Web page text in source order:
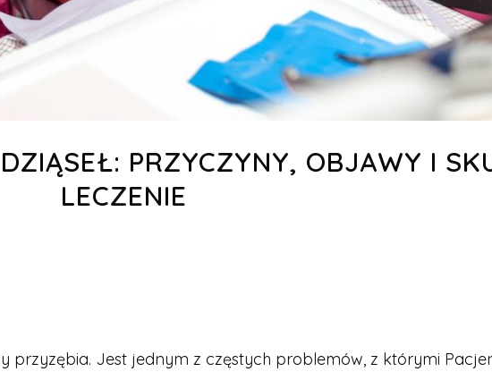
PRZYCZYNY, OBJAWY I
LECZENIE
przyzębia. Jest jednym z częstych problemów, z którymi